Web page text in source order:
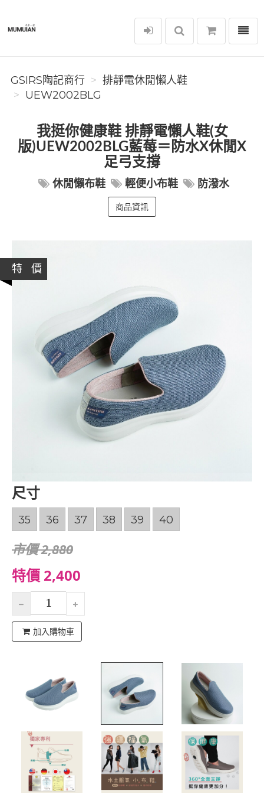
GSIRS陶記商行
選單
GSIRS陶記商行
排靜電休閒懶人鞋
UEW2002BLG
我挺你健康鞋 排靜電懶人鞋(女
版)UEW2002BLG藍莓＝防水X休閒X
足弓支撐
休閒懶布鞋 輕便小布鞋 防潑水
商品資訊
特 價
尺寸
35 36 37 38 39 40
市價 2,880
特價 2,400
加入購物車